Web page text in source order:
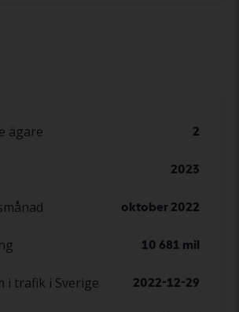
ägare 2
2023
oktober 2022
10 681 mil
i trafik i Sverige 2022-12-29